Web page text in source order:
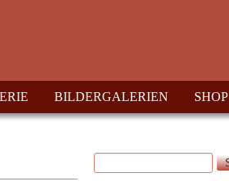
BILDERGALERIEN SHOP
Suchformular
Suche